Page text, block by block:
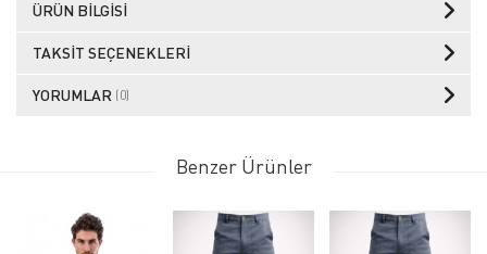
ÜRÜN BILGISI
TAKSIT SEÇENEKLERI
YORUMLAR (0)
Benzer Ürünler